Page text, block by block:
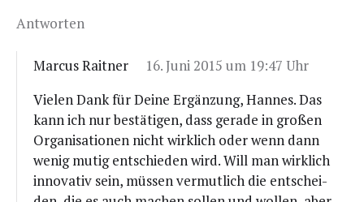
Antworten
Marcus Raitner
16. Juni 2015 um 19:47 Uhr
Vie­len Dank für Dei­ne Ergän­zung, Han­nes. Das
kann ich nur bestä­ti­gen, dass gera­de in gro­ßen
Orga­ni­sa­tio­nen nicht wirk­lich oder wenn dann
wenig mutig ent­schie­den wird. Will man wirk­lich
inno­va­tiv sein, müs­sen ver­mut­lich die ent­schei­